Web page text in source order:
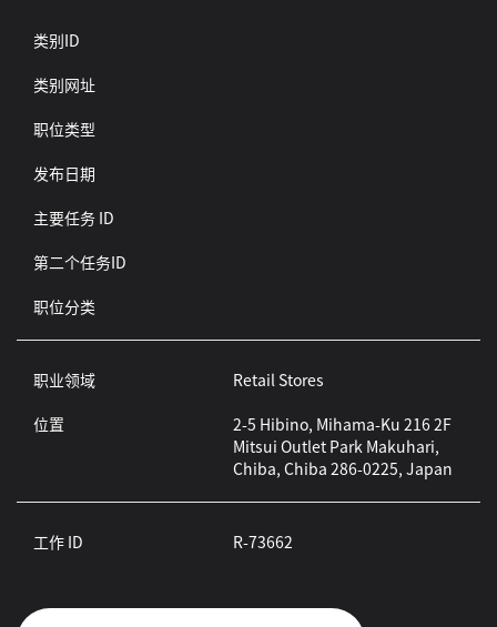
类别ID
类别网址
职位类型
发布日期
主要任务 ID
第二个任务ID
职位分类
职业领域
Retail Stores
位置
2-5 Hibino, Mihama-Ku 216 2F
Mitsui Outlet Park Makuhari,
Chiba, Chiba 286-0225, Japan
工作 ID R-73662